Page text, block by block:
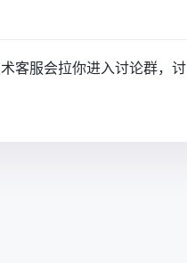
客服会拉你进入讨论群，讨